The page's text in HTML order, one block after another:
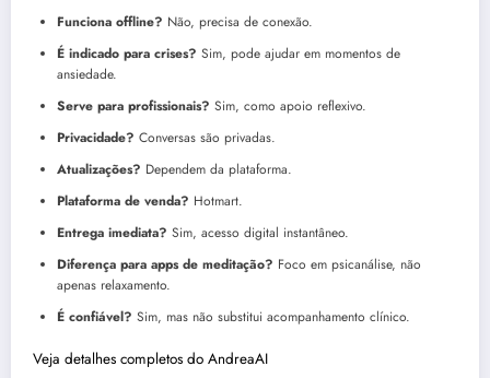
Funciona offline? Não, precisa de conexão.
É indicado para crises? Sim, pode ajudar em momentos de
ansiedade.
Serve para profissionais? Sim, como apoio reflexivo.
Privacidade? Conversas são privadas.
Atualizações? Dependem da plataforma.
Plataforma de venda? Hotmart.
Entrega imediata? Sim, acesso digital instantâneo.
Diferença para apps de meditação? Foco em psicanálise, não
apenas relaxamento.
É confiável? Sim, mas não substitui acompanhamento clínico.
Veja detalhes completos do AndreaAI